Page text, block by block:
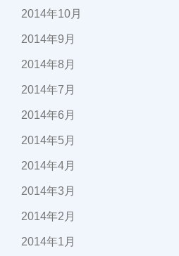
2014年10月
2014年9月
2014年8月
2014年7月
2014年6月
2014年5月
2014年4月
2014年3月
2014年2月
2014年1月